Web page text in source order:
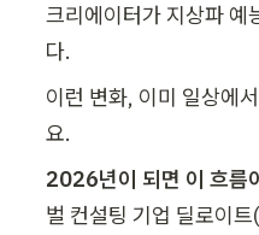
크리에이터가 지상파 예
다.
이런 변화, 이미 일상에
요.
2026년이 되면 이 흐름
벌 컨설팅 기업 딜로이